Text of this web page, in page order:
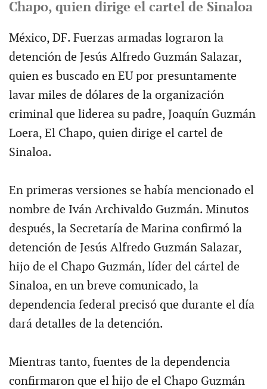
Chapo, quien dirige el cartel de Sinaloa
México, DF. Fuerzas armadas lograron la
detención de Jesús Alfredo Guzmán Salazar,
quien es buscado en EU por presuntamente
lavar miles de dólares de la organización
criminal que liderea su padre, Joaquín Guzmán
Loera, El Chapo, quien dirige el cartel de
Sinaloa.
En primeras versiones se había mencionado el
nombre de Iván Archivaldo Guzmán. Minutos
después, la Secretaría de Marina confirmó la
detención de Jesús Alfredo Guzmán Salazar,
hijo de el Chapo Guzmán, líder del cártel de
Sinaloa, en un breve comunicado, la
dependencia federal precisó que durante el día
dará detalles de la detención.
Mientras tanto, fuentes de la dependencia
confirmaron que el hijo de el Chapo Guzmán